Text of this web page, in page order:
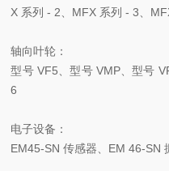
X 系列 - 2、MFX 系列 - 3、
轴向叶轮：
型号 VF5、型号 VMP、型号
6
电子设备：
EM45-SN 传感器、EM 46-SN